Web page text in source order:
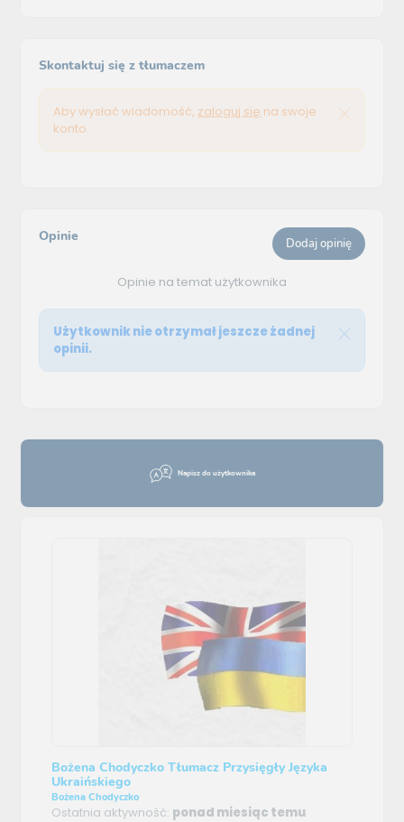
Napisz do użytkownika
Bożena Chodyczko Tłumacz Przysięgły Języka
Ukraińskiego
Bożena Chodyczko
Ostatnia aktywność: ponad miesiąc temu
Skontaktuj się z tłumaczem
Aby wysłać wiadomość, zaloguj się na swoje
konto.
Opinie Dodaj opinię
Opinie na temat użytkownika
Użytkownik nie otrzymał jeszcze żadnej
opinii.